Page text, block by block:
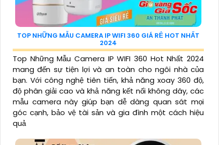
TOP NHỮNG MẪU CAMERA IP WIFI 360 GIÁ RẺ HOT NHẤT
2024
Top Những Mẫu Camera IP WIFI 360 Hot Nhất 2024
mang đến sự tiện lợi và an toàn cho ngôi nhà của
bạn. Với công nghệ tiên tiến, khả năng xoay 360 độ,
độ phân giải cao và khả năng kết nối không dây, các
mẫu camera này giúp bạn dễ dàng quan sát mọi
góc cạnh, bảo vệ tài sản và gia đình một cách hiệu
quả